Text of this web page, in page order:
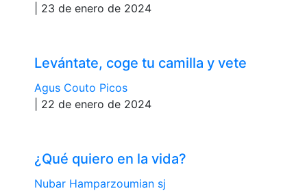
| 23 de enero de 2024
Levántate, coge tu camilla y vete
Agus Couto Picos
| 22 de enero de 2024
¿Qué quiero en la vida?
Nubar Hamparzoumian sj